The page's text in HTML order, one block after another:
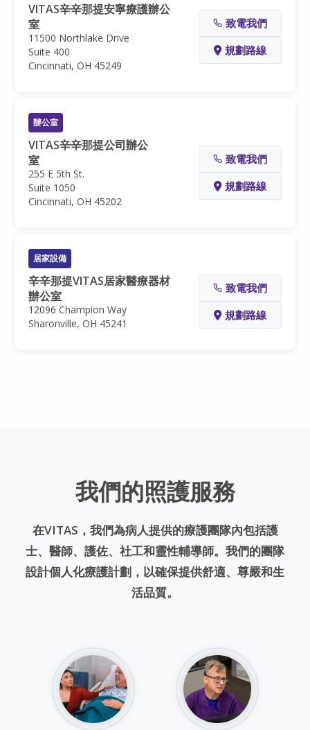
VITAS辛辛那提安寧療護辦公
室
11500 Northlake Drive
Suite 400
Cincinnati, OH 45249
致電我們
規劃路線
辦公室
VITAS辛辛那提公司辦公
室
255 E 5th St.
Suite 1050
Cincinnati, OH 45202
致電我們
規劃路線
居家設備
辛辛那提VITAS居家醫療器材
辦公室
12096 Champion Way
Sharonville, OH 45241
致電我們
規劃路線
我們的照護服務
在VITAS，我們為病人提供的療護團隊內包括護
士、醫師、護佐、社工和靈性輔導師。我們的團隊
設計個人化療護計劃，以確保提供舒適、尊嚴和生
活品質。